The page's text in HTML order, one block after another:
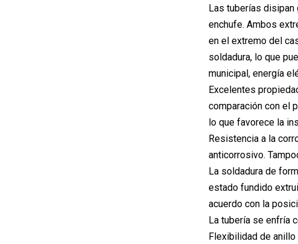
Las tuberías
enchufe. Ambos
en el extremo del
soldadura, lo que
municipal, energía
Excelentes
comparación con el
lo que favorece la
Resistencia a la
anticorrosivo.
La soldadura de
estado fundido
acuerdo con la
La tubería se enfría
Flexibilidad de